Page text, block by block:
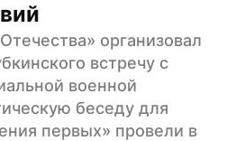
организовал
встречу с
военной
беседу для
первых» провели в